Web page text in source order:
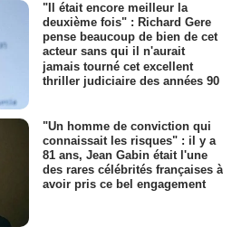
"Il était encore meilleur la
deuxième fois" : Richard Gere
pense beaucoup de bien de cet
acteur sans qui il n'aurait
jamais tourné cet excellent
thriller judiciaire des années 90
"Un homme de conviction qui
connaissait les risques" : il y a
81 ans, Jean Gabin était l'une
des rares célébrités françaises à
avoir pris ce bel engagement